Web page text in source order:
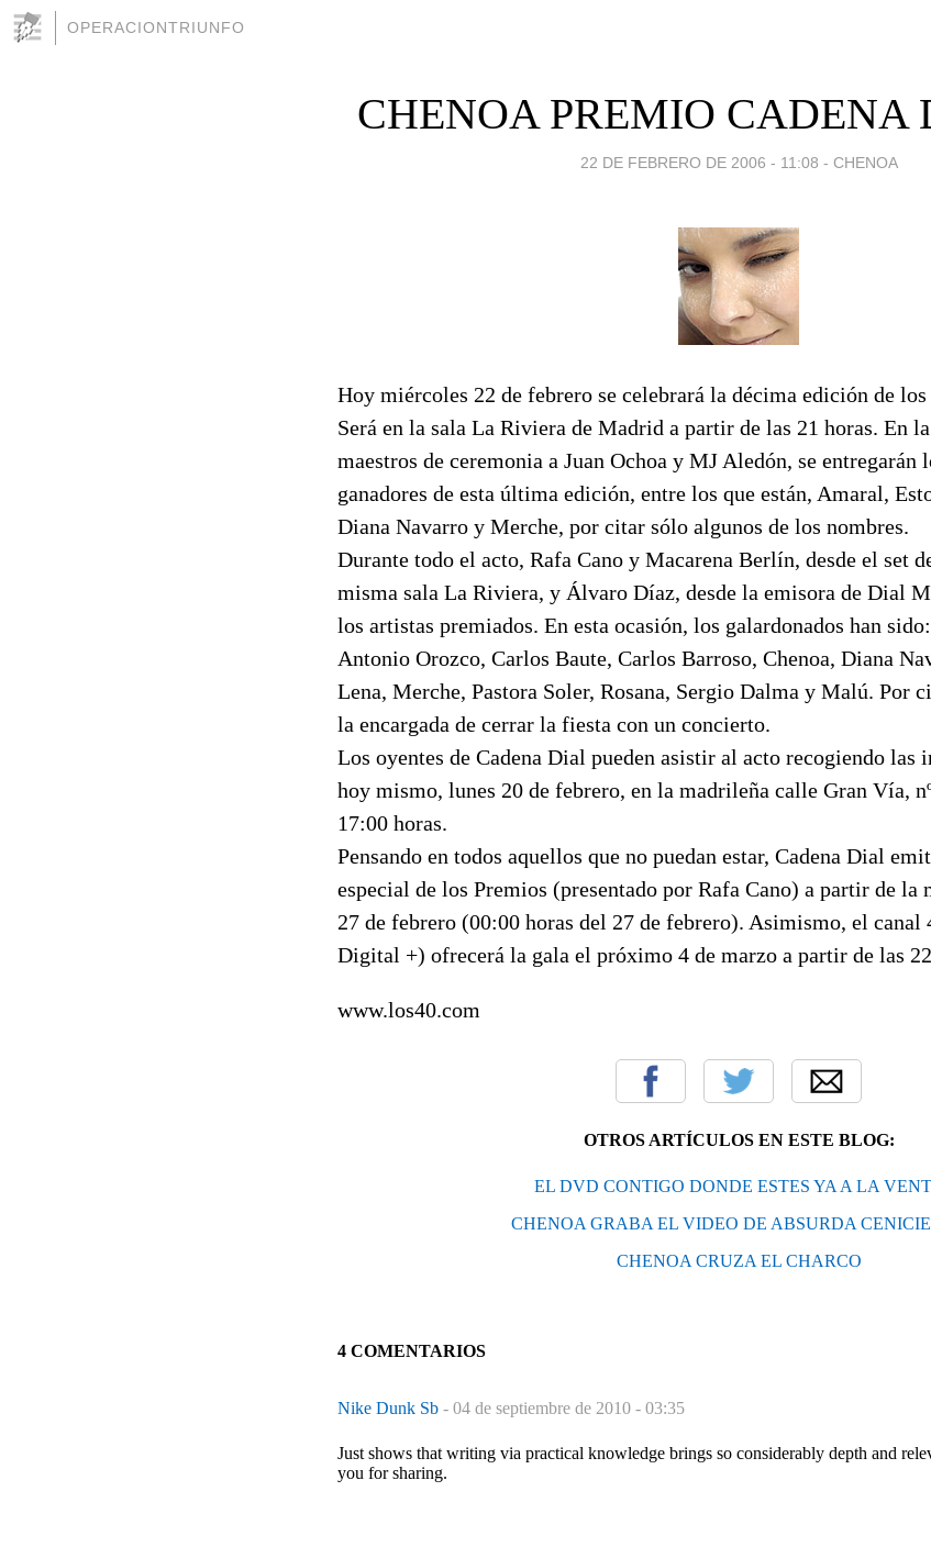
OPERACIONTRIUNFO
CHENOA PREMIO CADENA
22 DE FEBRERO DE 2006 - 11:08 - CHENOA
Hoy miércoles 22 de febrero se celebrará la décima edición de los
Será en la sala La Riviera de Madrid a partir de las 21 horas. En
maestros de ceremonia a Juan Ochoa y MJ Aledón, se entregarán
ganadores de esta última edición, entre los que están, Amaral,
Diana Navarro y Merche, por citar sólo algunos de los nombres.
Durante todo el acto, Rafa Cano y Macarena Berlín, desde el set
misma sala La Riviera, y Álvaro Díaz, desde la emisora de Dial
los artistas premiados. En esta ocasión, los galardonados han
Antonio Orozco, Carlos Baute, Carlos Barroso, Chenoa, Diana
Lena, Merche, Pastora Soler, Rosana, Sergio Dalma y Malú. Por
la encargada de cerrar la fiesta con un concierto.
Los oyentes de Cadena Dial pueden asistir al acto recogiendo las
hoy mismo, lunes 20 de febrero, en la madrileña calle Gran Vía,
17:00 horas.
Pensando en todos aquellos que no puedan estar, Cadena Dial
especial de los Premios (presentado por Rafa Cano) a partir de la
27 de febrero (00:00 horas del 27 de febrero). Asimismo, el
Digital +) ofrecerá la gala el próximo 4 de marzo a partir de las
www.los40.com
OTROS ARTÍCULOS EN ESTE BLOG:
EL DVD CONTIGO DONDE ESTES YA A LA
CHENOA GRABA EL VIDEO DE ABSURDA
CHENOA CRUZA EL CHARCO
4 COMENTARIOS
Nike Dunk Sb - 04 de septiembre de 2010 - 03:35
Just shows that writing via practical knowledge brings so considerably depth and
you for sharing.